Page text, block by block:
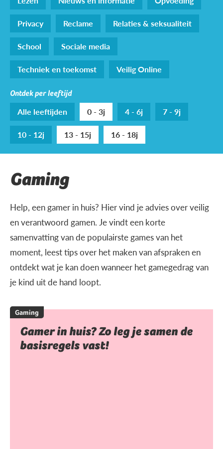
Privacy
Reclame
Relaties & seksualiteit
School
Sociale media
Techniek en toekomst
Veilig Online
Ontdek per leeftijd
Alle leeftijden 0 - 3j 4 - 6j
7 - 9j
10 - 12j
13 - 15j 16 - 18j
Gaming
Help, een gamer in huis? Hier vind je advies over veilig
en verantwoord gamen. Je vindt een korte
samenvatting van de populairste games van het
moment, leest tips over het maken van afspraken en
ontdekt wat je kan doen wanneer het gamegedrag van
je kind uit de hand loopt.
Gaming
Gamer in huis? Zo leg je samen de
basisregels vast!